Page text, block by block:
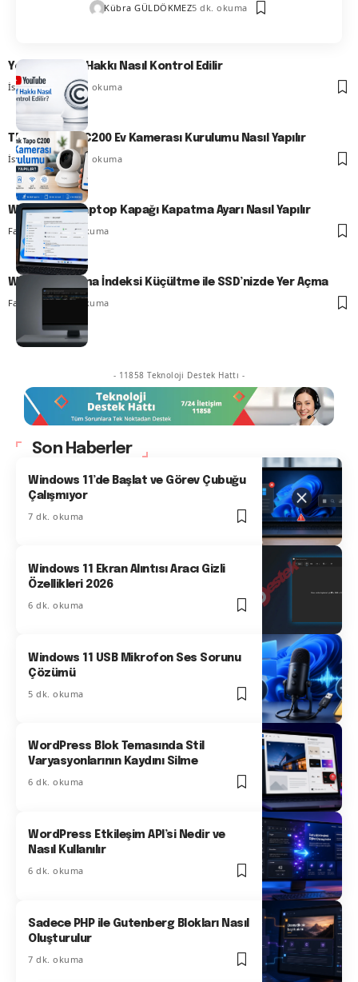
Kübra GÜLDÖKMEZ5 dk. okuma
YouTube Telif Hakkı Nasıl Kontrol Edilir
İsmail YILDIZ7 dk. okuma
TP-Link Tapo C200 Ev Kamerası Kurulumu Nasıl Yapılır
İsmail YILDIZ6 dk. okuma
Windows 11 Laptop Kapağı Kapatma Ayarı Nasıl Yapılır
Fatih ATEŞ8 dk. okuma
Windows Arama İndeksi Küçültme ile SSD’nizde Yer Açma
Fatih ATEŞ6 dk. okuma
- 11858 Teknoloji Destek Hattı -
Son Haberler
Windows 11’de Başlat ve Görev Çubuğu
Çalışmıyor
7 dk. okuma
Windows 11 Ekran Alıntısı Aracı Gizli
Özellikleri 2026
6 dk. okuma
Windows 11 USB Mikrofon Ses Sorunu
Çözümü
5 dk. okuma
WordPress Blok Temasında Stil
Varyasyonlarının Kaydını Silme
6 dk. okuma
WordPress Etkileşim API’si Nedir ve
Nasıl Kullanılır
6 dk. okuma
Sadece PHP ile Gutenberg Blokları Nasıl
Oluşturulur
7 dk. okuma